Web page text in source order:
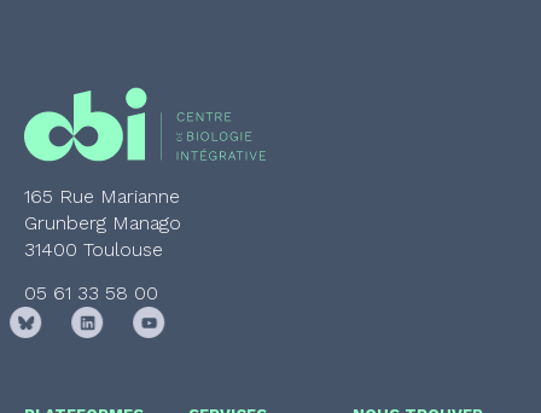
165 Rue Marianne
Grunberg Manago
31400 Toulouse
05 61 33 58 00